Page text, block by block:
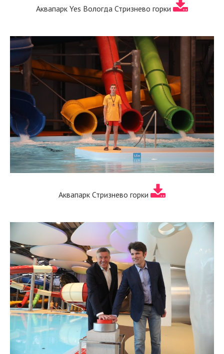
Аквапарк Yes Вологда Стризнево горки
Аквапарк Стризнево горки